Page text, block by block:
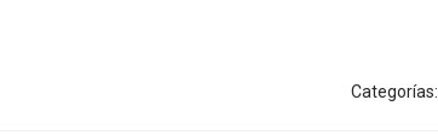
Categorías: